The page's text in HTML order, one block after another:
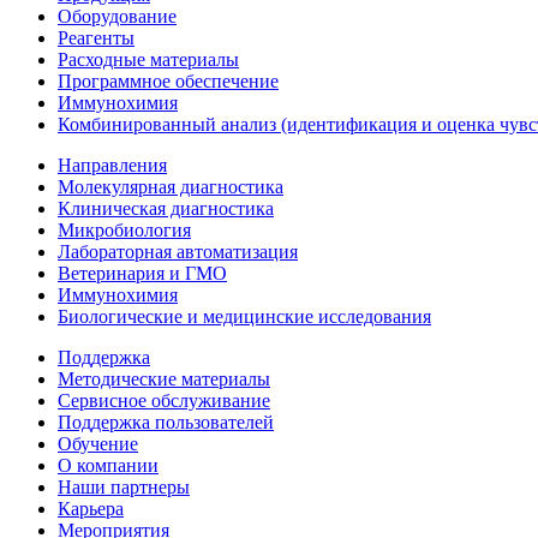
Оборудование
Реагенты
Расходные материалы
Программное обеспечение
Иммунохимия
Комбинированный анализ (идентификация и оценка
Направления
Молекулярная диагностика
Клиническая диагностика
Микробиология
Лабораторная автоматизация
Ветеринария и ГМО
Иммунохимия
Биологические и медицинские исследования
Поддержка
Методические материалы
Сервисное обслуживание
Поддержка пользователей
Обучение
О компании
Наши партнеры
Карьера
Мероприятия